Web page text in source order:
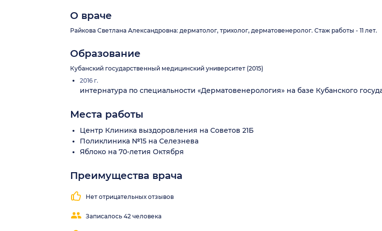
О враче
Райкова Светлана Александровна: дерматолог, трихолог, дерматовенеролог. Стаж работы - 11 лет.
Образование
Кубанский государственный медицинский университет (2015)
2016 г.
интернатура по специальности «Дерматовенерология» на базе Кубанского
Места работы
Центр Клиника выздоровления на Советов 21Б
Поликлиника №15 на Селезнева
Яблоко на 70-летия Октября
Преимущества врача
Нет отрицательных отзывов
Записалось 42 человека